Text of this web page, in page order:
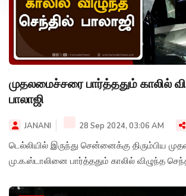
முதலமைச்சரை பார்த்ததும் காலில்
பாலாஜி
JANANI 28 Sep 2024, 03:06 AM
டெல்லியில் இருந்து சென்னைக்கு திரும்பிய
மு.க.ஸ்டாலினை பார்த்ததும் காலில் விழுந்த